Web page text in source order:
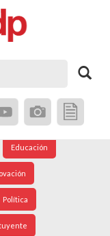
Democracia
Educación
Política